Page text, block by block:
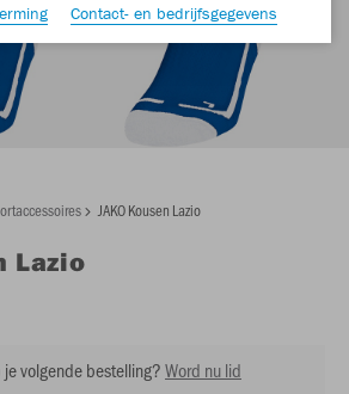
JAKO Kousen Lazio
Lazio
volgende bestelling?Word nu lid
Contact- en bedrijfsgegevens